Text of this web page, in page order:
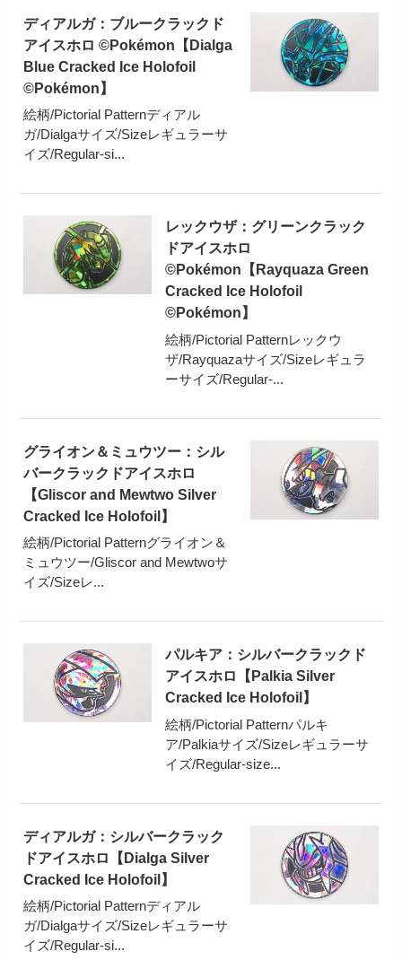
ディアルガ：ブルークラックド
アイスホロ ©Pokémon【Dialga
Blue Cracked Ice Holofoil
©Pokémon】
絵柄/Pictorial Patternディアル
ガ/Dialgaサイズ/Sizeレギュラーサ
イズ/Regular-si...
レックウザ：グリーンクラック
ドアイスホロ
©Pokémon【Rayquaza Green
Cracked Ice Holofoil
©Pokémon】
絵柄/Pictorial Patternレックウ
ザ/Rayquazaサイズ/Sizeレギュラ
ーサイズ/Regular-...
グライオン＆ミュウツー：シル
バークラックドアイスホロ
【Gliscor and Mewtwo Silver
Cracked Ice Holofoil】
絵柄/Pictorial Patternグライオン＆
ミュウツー/Gliscor and Mewtwoサ
イズ/Sizeレ...
パルキア：シルバークラックド
アイスホロ【Palkia Silver
Cracked Ice Holofoil】
絵柄/Pictorial Patternパルキ
ア/Palkiaサイズ/Sizeレギュラーサ
イズ/Regular-size...
ディアルガ：シルバークラック
ドアイスホロ【Dialga Silver
Cracked Ice Holofoil】
絵柄/Pictorial Patternディアル
ガ/Dialgaサイズ/Sizeレギュラーサ
イズ/Regular-si...